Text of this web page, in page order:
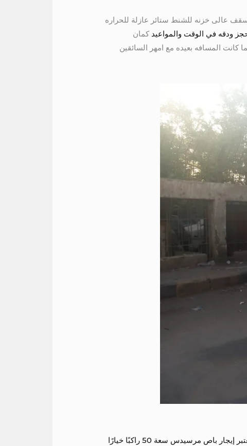
مريحه سقف عالى خزنه للشنط ستائر عازلة للحراره
ودقه في الوقت والمواعيد كمان
مهما كانت المسافه بعيده مع امهر السائقين
يعتبر إيجار باص مرسيدس سعة 50 راكبًا خيارًا